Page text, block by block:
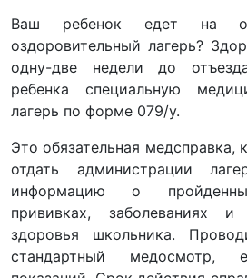
Ваш ребенок едет на
оздоровительный лагерь?
одну-две недели до
ребенка специальную
лагерь по форме 079/у.
Это обязательная медсправка,
отдать администрации
информацию о
прививках, заболеваниях
здоровья школьника.
стандартный медосмотр,